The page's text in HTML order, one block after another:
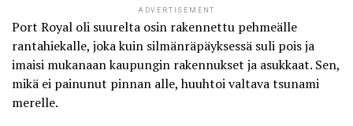
ADVERTISEMENT
Port Royal oli suurelta osin rakennettu pehmeälle
rantahiekalle, joka kuin silmänräpäyksessä suli pois ja
imaisi mukanaan kaupungin rakennukset ja asukkaat. Sen,
mikä ei painunut pinnan alle, huuhtoi valtava tsunami
merelle.